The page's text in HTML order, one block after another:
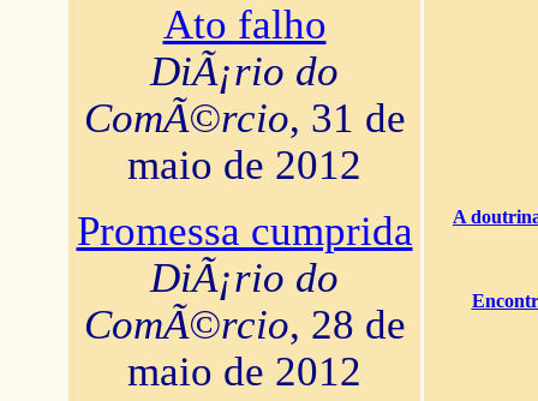
Ato falho
DiÃ¡rio do
ComÃ©rcio, 31 de
maio de 2012
Promessa cumprida
DiÃ¡rio do
ComÃ©rcio, 28 de
maio de 2012
A